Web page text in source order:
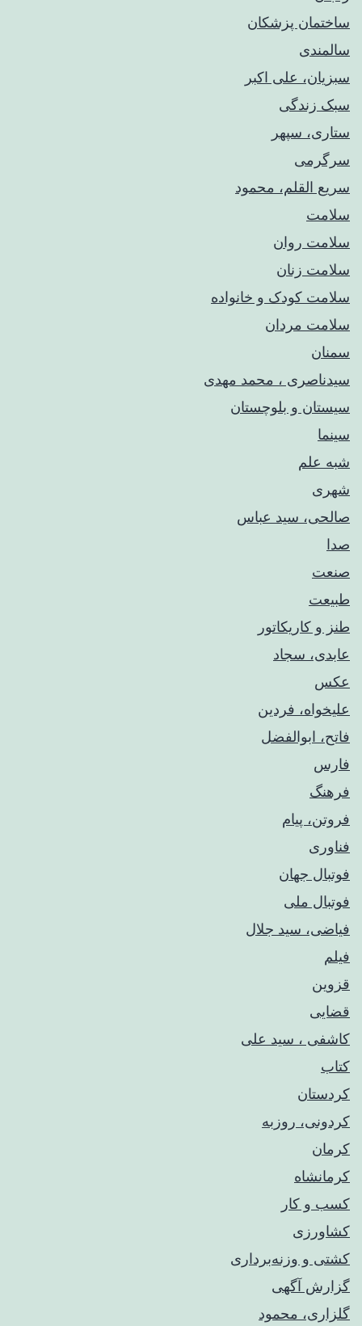
ساختمان پزشکان
سالمندی
سبزیان، علی اکبر
سبک زندگی
ستاری، سپهر
سرگرمی
سریع القلم، محمود
سلامت
سلامت روان
سلامت زنان
سلامت کودک‌ و خانواده
سلامت مردان
سمنان
سیدناصری ، محمد مهدی
سیستان و بلوچستان
سینما
شبه علم
شهری
صالحی، سید عباس
صدا
صنعت
طبیعت
طنز و کاریکاتور
عابدی، سجاد
عکس
علیخواه، فردین
فاتح، ابوالفضل
فارس
فرهنگ
فروتن، پیام
فناوری
فوتبال جهان
فوتبال ملی
فیاضی، سید جلال
فیلم
قزوین
قضایی
کاشفی ، سید علی
کتاب
کردستان
کردونی، روزبه
کرمان
کرمانشاه
کسب و کار
کشاورزی
کشتی و وزنه‌برداری
گزارش آگهی
گلزاری، محمود